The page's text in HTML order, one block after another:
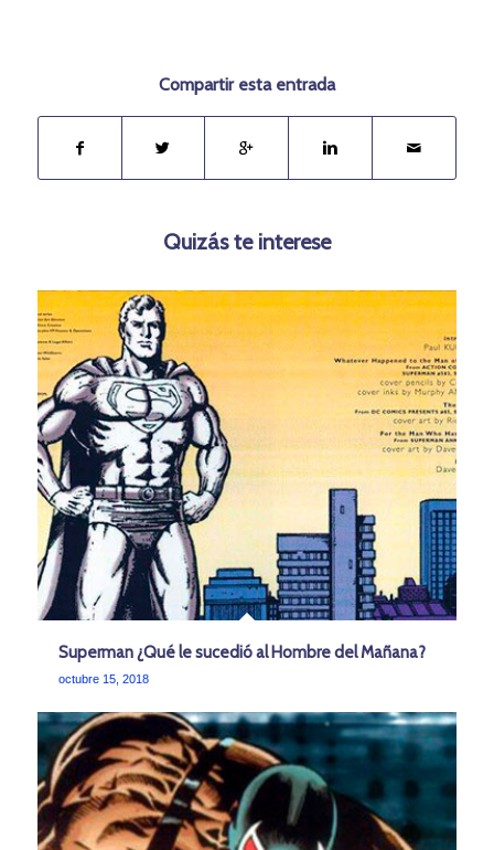
Compartir esta entrada
Quizás te interese
Superman ¿Qué le sucedió al Hombre del Mañana?
octubre 15, 2018